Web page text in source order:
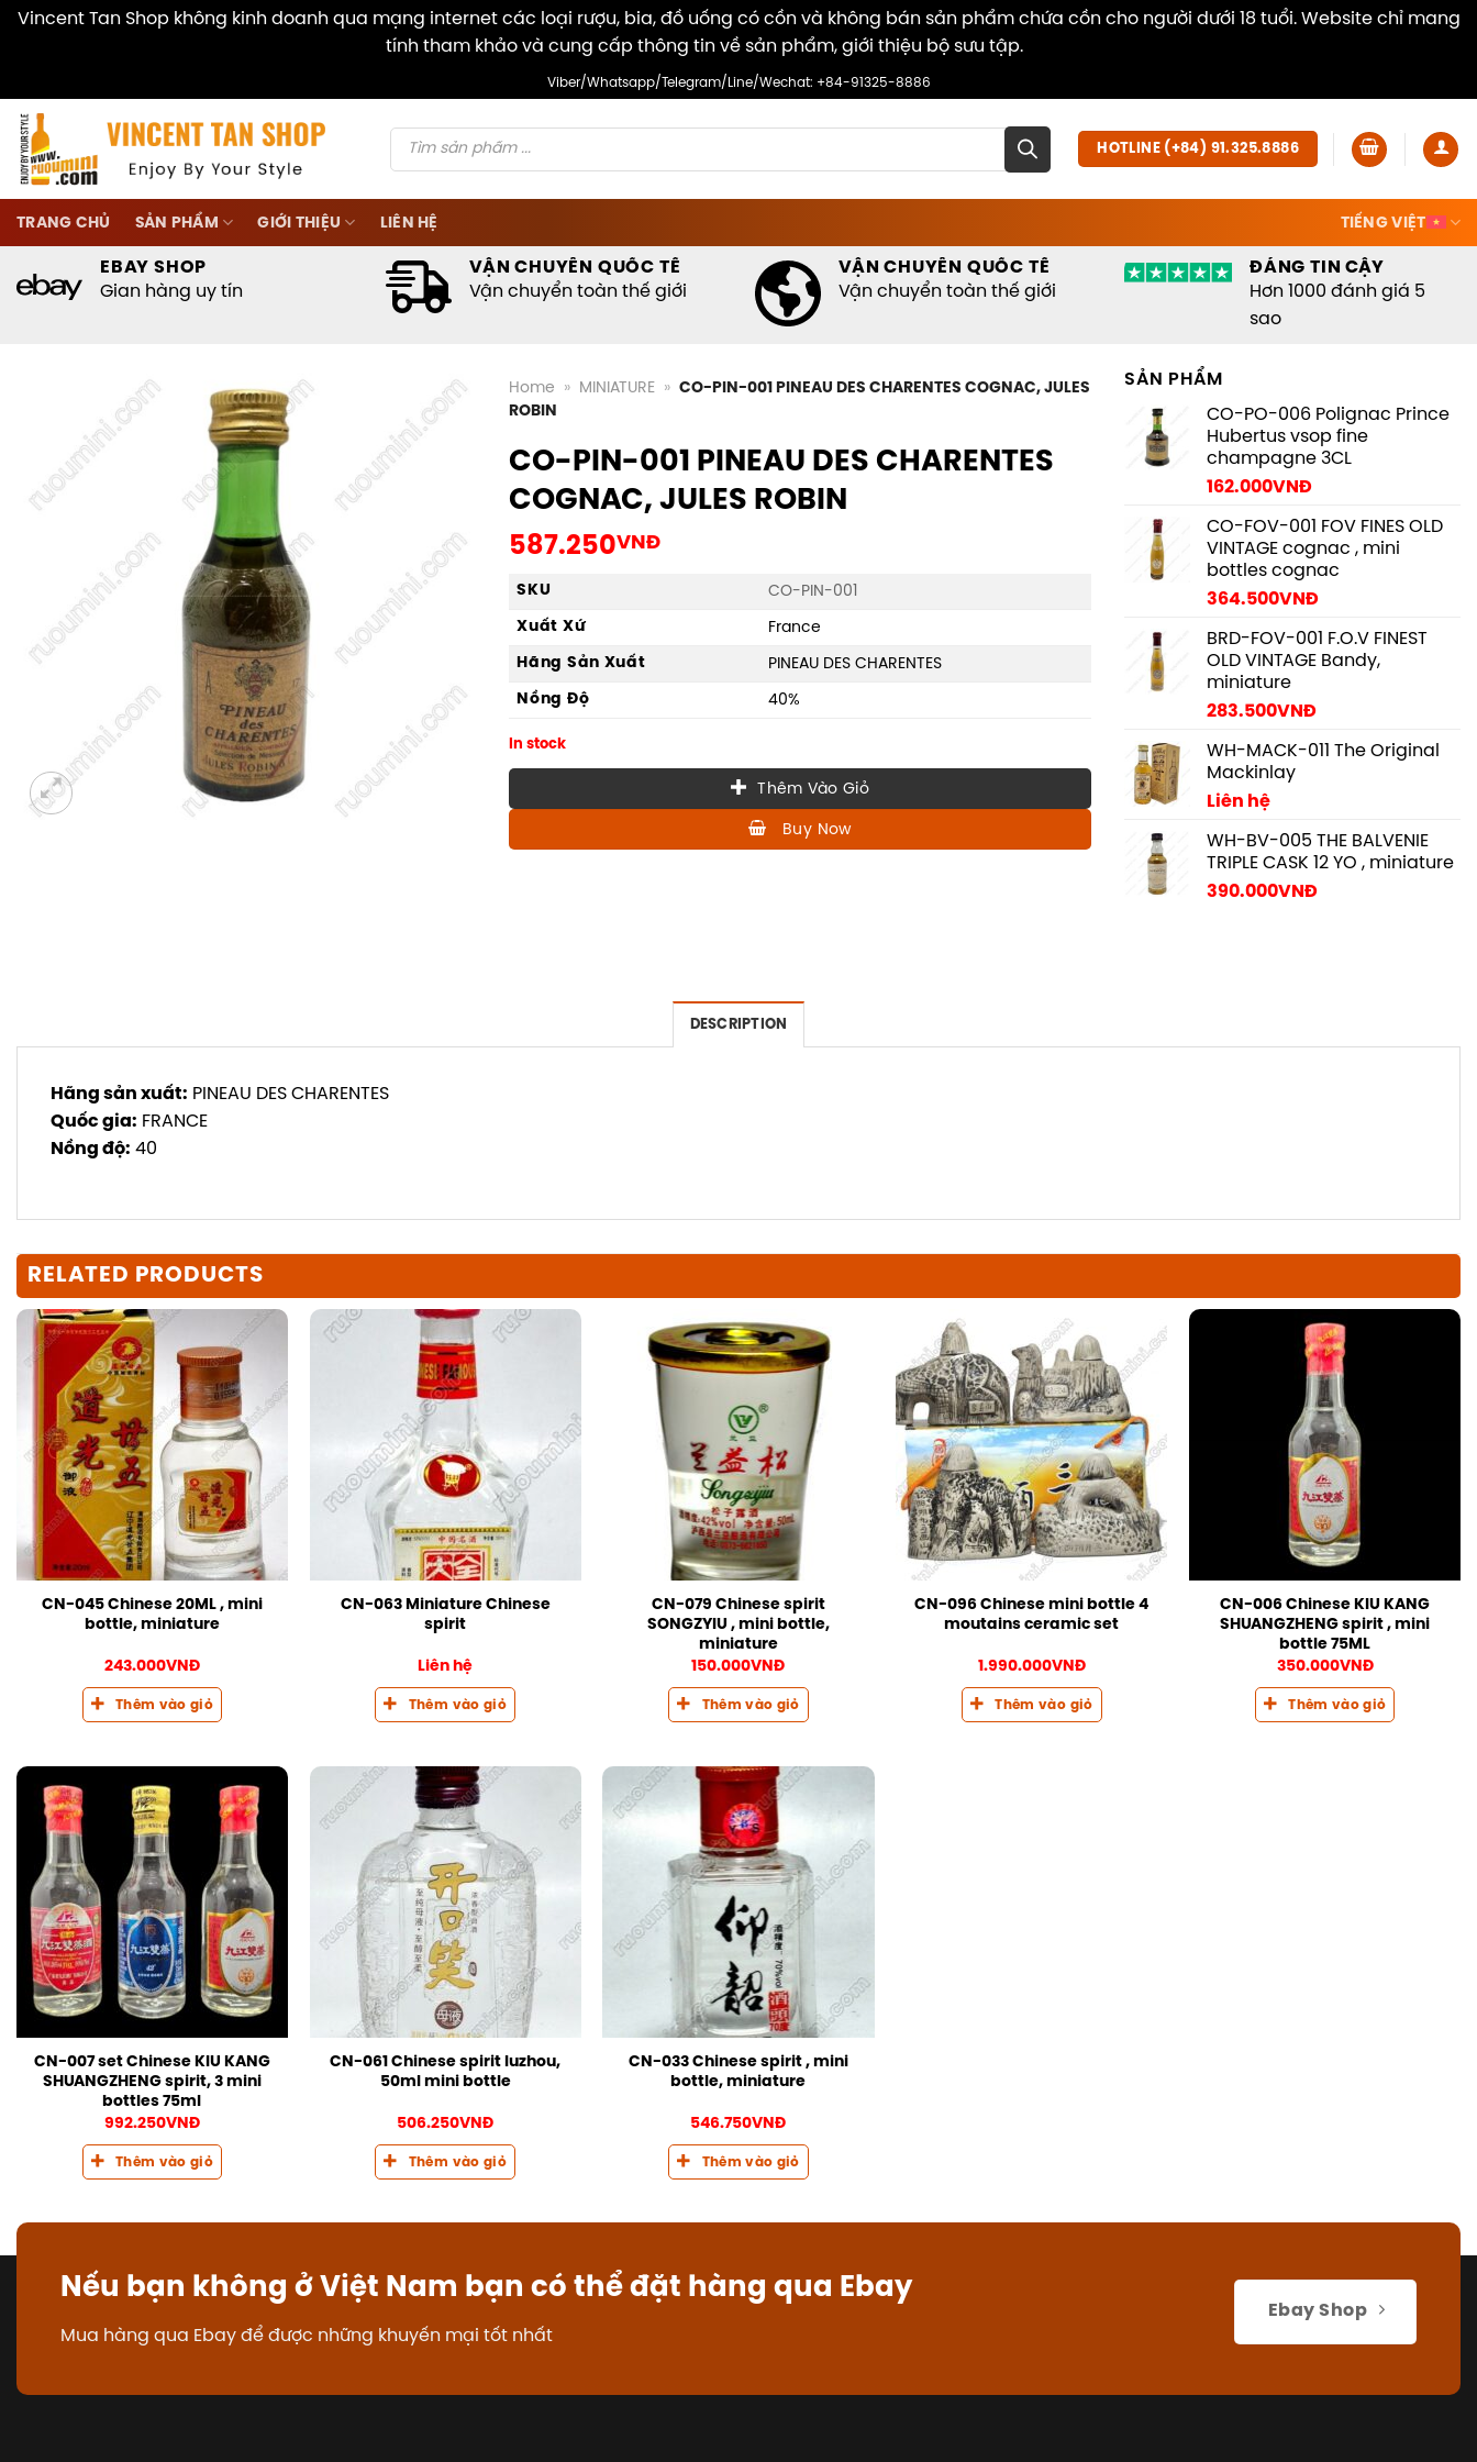
Vincent Tan Shop không kinh doanh qua mạng internet các loại rượu, bia, đồ uống có cồn và không bán sản phẩm chứa cồn cho người dưới 18 tuổi. Website chỉ mang
tính tham khảo và cung cấp thông tin về sản phẩm, giới thiệu bộ sưu tập.
content
Viber/Whatsapp/Telegram/Line/Wechat: +84-91325-8886
Products
search
HOTLINE (+84) 91.325.8886
TRANG CHỦ SẢN PHẨM GIỚI THIỆU LIÊN HỆ TIẾNG VIỆT
EBAY SHOP
Gian hàng uy tín
VẬN CHUYỂN QUỐC TẾ
Vận chuyển toàn thế giới
VẬN CHUYỂN QUỐC TẾ
Vận chuyển toàn thế giới
ĐÁNG TIN CẬY
Hơn 1000 đánh giá 5
sao
Home » MINIATURE » CO-PIN-001 PINEAU DES CHARENTES COGNAC, JULES
ROBIN
CO-PIN-001 PINEAU DES CHARENTES
COGNAC, JULES ROBIN
587.250VNĐ
SKU
CO-PIN-001
Xuất Xứ
France
Hãng Sản Xuất
PINEAU DES CHARENTES
Nồng Độ
40%
In stock
Thêm Vào Giỏ
Buy Now
SẢN PHẨM
CO-PO-006 Polignac Prince
Hubertus vsop fine
champagne 3CL
162.000VNĐ
CO-FOV-001 FOV FINES OLD
VINTAGE cognac , mini
bottles cognac
364.500VNĐ
BRD-FOV-001 F.O.V FINEST
OLD VINTAGE Bandy,
miniature
283.500VNĐ
WH-MACK-011 The Original
Mackinlay
Liên hệ
WH-BV-005 THE BALVENIE
TRIPLE CASK 12 YO , miniature
390.000VNĐ
DESCRIPTION
Hãng sản xuất: PINEAU DES CHARENTES
Quốc gia: FRANCE
Nồng độ: 40
RELATED PRODUCTS
CN-045 Chinese 20ML , mini
bottle, miniature
243.000VNĐ
Thêm vào giỏ
CN-063 Miniature Chinese
spirit
Liên hệ
Thêm vào giỏ
CN-079 Chinese spirit
SONGZYIU , mini bottle,
miniature
150.000VNĐ
Thêm vào giỏ
CN-096 Chinese mini bottle 4
moutains ceramic set
1.990.000VNĐ
Thêm vào giỏ
CN-006 Chinese KIU KANG
SHUANGZHENG spirit , mini
bottle 75ML
350.000VNĐ
Thêm vào giỏ
CN-007 set Chinese KIU KANG
SHUANGZHENG spirit, 3 mini
bottles 75ml
992.250VNĐ
Thêm vào giỏ
CN-061 Chinese spirit luzhou,
50ml mini bottle
506.250VNĐ
Thêm vào giỏ
CN-033 Chinese spirit , mini
bottle, miniature
546.750VNĐ
Thêm vào giỏ
Nếu bạn không ở Việt Nam bạn có thể đặt hàng qua Ebay
Mua hàng qua Ebay để được những khuyến mại tốt nhất
Ebay Shop